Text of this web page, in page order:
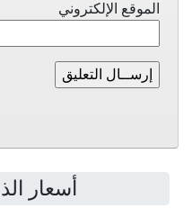
الموقع الإلكتروني
أسعار